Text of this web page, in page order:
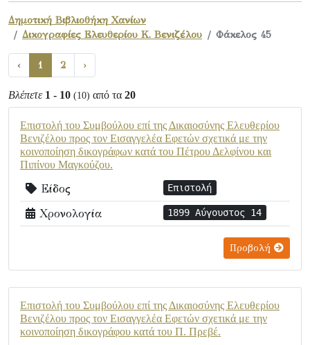
Δημοτική Βιβλιοθήκη Χανίων
Δικογραφίες Ελευθερίου Κ. Βενιζέλου
Φάκελος 45
‹ 1 2 ›
Βλέπετε 1 - 10 (10) από τα 20
Επιστολή του Συμβούλου επί της Δικαιοσύνης Ελευθερίου
Βενιζέλου προς τον Εισαγγελέα Εφετών σχετικά με την
κοινοποίηση δικογράφων κατά του Πέτρου Δελφίνου και
Πιπίνου Μαγκούζου.
Είδος Επιστολή
Χρονολογία 1899 Αύγουστος 14
Προβολή
Επιστολή του Συμβούλου επί της Δικαιοσύνης Ελευθερίου
Βενιζέλου προς τον Εισαγγελέα Εφετών σχετικά με την
κοινοποίηση δικογράφου κατά του Π. Πρεβέ.